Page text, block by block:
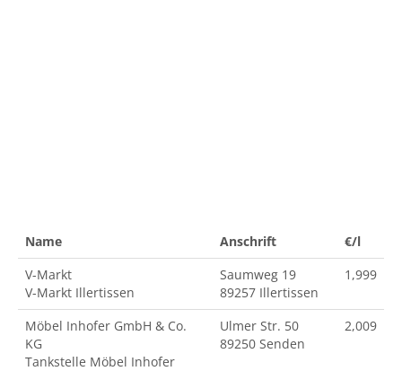
Name Anschrift
€/l
V-Markt
V-Markt Illertissen
Saumweg 19
89257 Illertissen
1,999
Möbel Inhofer GmbH & Co.
KG
Tankstelle Möbel Inhofer
Ulmer Str. 50
89250 Senden
2,009